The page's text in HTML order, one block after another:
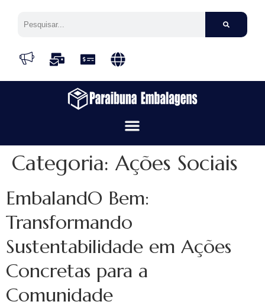
Categoria:Ações Sociais
EmbalandO Bem:
Transformando
Sustentabilidade em Ações
Concretas para a
Comunidade